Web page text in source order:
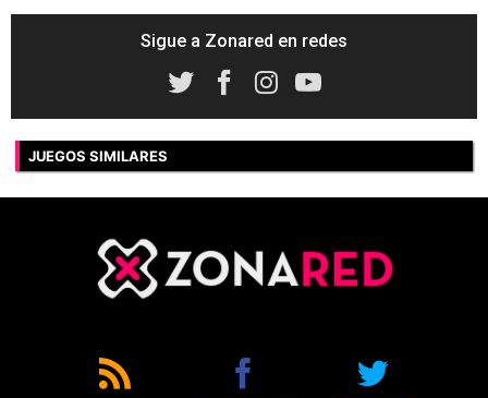
Sigue a Zonared en redes
JUEGOS SIMILARES